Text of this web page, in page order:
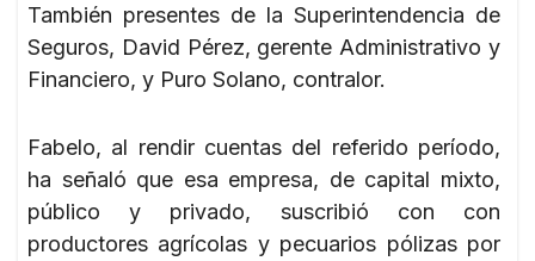
También presentes de la Superintendencia de
Seguros, David Pérez, gerente Administrativo y
Financiero, y Puro Solano, contralor.
Fabelo, al rendir cuentas del referido período,
ha señaló que esa empresa, de capital mixto,
público y privado, suscribió con con
productores agrícolas y pecuarios pólizas por